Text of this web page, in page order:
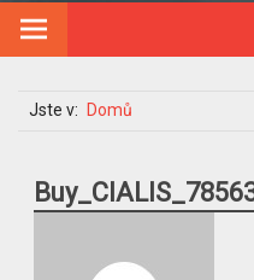
Jste v: Domů